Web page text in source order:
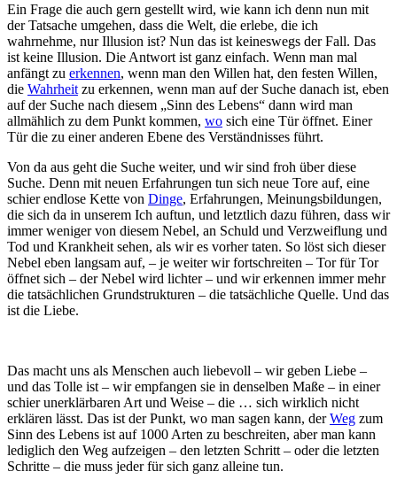
Ein Frage die auch gern gestellt wird, wie kann ich denn nun mit
der Tatsache umgehen, dass die Welt, die erlebe, die ich
wahrnehme, nur Illusion ist? Nun das ist keineswegs der Fall. Das
ist keine Illusion. Die Antwort ist ganz einfach. Wenn man mal
anfängt zu erkennen, wenn man den Willen hat, den festen Willen,
die Wahrheit zu erkennen, wenn man auf der Suche danach ist, eben
auf der Suche nach diesem „Sinn des Lebens“ dann wird man
allmählich zu dem Punkt kommen, wo sich eine Tür öffnet. Einer
Tür die zu einer anderen Ebene des Verständnisses führt.
Von da aus geht die Suche weiter, und wir sind froh über diese
Suche. Denn mit neuen Erfahrungen tun sich neue Tore auf, eine
schier endlose Kette von Dinge, Erfahrungen, Meinungsbildungen,
die sich da in unserem Ich auftun, und letztlich dazu führen, dass wir
immer weniger von diesem Nebel, an Schuld und Verzweiflung und
Tod und Krankheit sehen, als wir es vorher taten. So löst sich dieser
Nebel eben langsam auf, – je weiter wir fortschreiten – Tor für Tor
öffnet sich – der Nebel wird lichter – und wir erkennen immer mehr
die tatsächlichen Grundstrukturen – die tatsächliche Quelle. Und das
ist die Liebe.
Das macht uns als Menschen auch liebevoll – wir geben Liebe –
und das Tolle ist – wir empfangen sie in denselben Maße – in einer
schier unerklärbaren Art und Weise – die … sich wirklich nicht
erklären lässt. Das ist der Punkt, wo man sagen kann, derWeg zum
Sinn des Lebens ist auf 1000 Arten zu beschreiten, aber man kann
lediglich den Weg aufzeigen – den letzten Schritt – oder die letzten
Schritte – die muss jeder für sich ganz alleine tun.